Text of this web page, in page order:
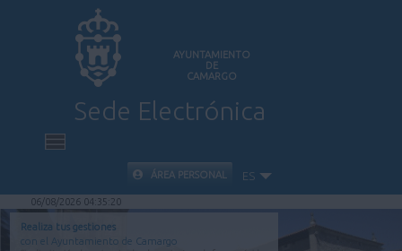
AYUNTAMIENTO
DE
CAMARGO
Sede Electrónica
INICIO
INFORMACIÓN PÚBLICA
ÁREA PERSONAL ES
06/08/2026 04:35:21
Realiza tus gestiones
con el Ayuntamiento de Camargo